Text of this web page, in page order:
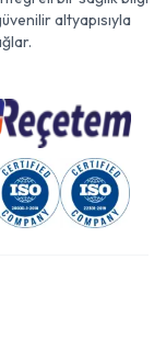
altyapısıyla